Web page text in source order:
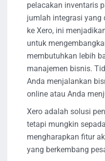
pelacakan inventaris
jumlah integrasi yang
ke Xero, ini
untuk
membutuhkan lebih
manajemen bisnis.
Anda menjalankan
online atau Anda
Xero adalah solusi
tetapi mungkin
mengharapkan fitur
yang berkembang